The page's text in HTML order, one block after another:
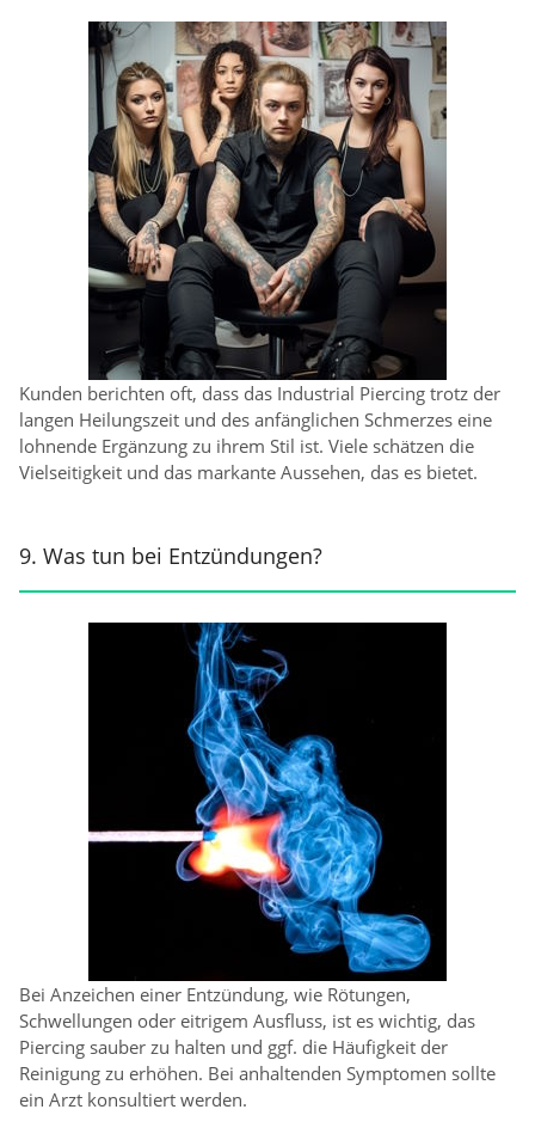
Kunden berichten oft, dass das Industrial Piercing trotz der
langen Heilungszeit und des anfänglichen Schmerzes eine
lohnende Ergänzung zu ihrem Stil ist. Viele schätzen die
Vielseitigkeit und das markante Aussehen, das es bietet.
9. Was tun bei Entzündungen?
Bei Anzeichen einer Entzündung, wie Rötungen,
Schwellungen oder eitrigem Ausfluss, ist es wichtig, das
Piercing sauber zu halten und ggf. die Häufigkeit der
Reinigung zu erhöhen. Bei anhaltenden Symptomen sollte
ein Arzt konsultiert werden.